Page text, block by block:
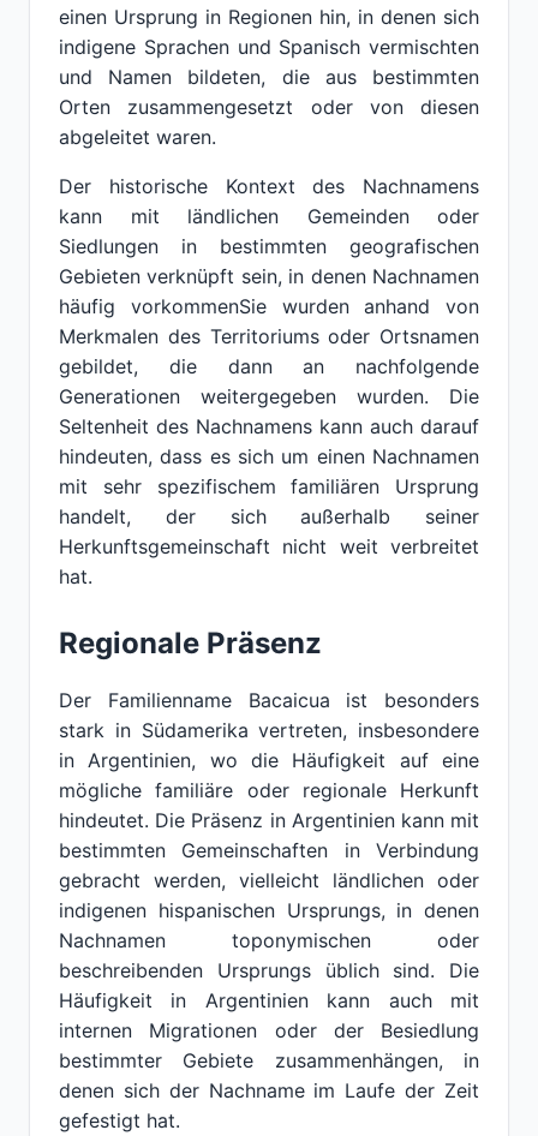
einen Ursprung in Regionen hin, in denen sich
indigene Sprachen und Spanisch vermischten
und Namen bildeten, die aus bestimmten
Orten zusammengesetzt oder von diesen
abgeleitet waren.
Der historische Kontext des Nachnamens
kann mit ländlichen Gemeinden oder
Siedlungen in bestimmten geografischen
Gebieten verknüpft sein, in denen Nachnamen
häufig vorkommenSie wurden anhand von
Merkmalen des Territoriums oder Ortsnamen
gebildet, die dann an nachfolgende
Generationen weitergegeben wurden. Die
Seltenheit des Nachnamens kann auch darauf
hindeuten, dass es sich um einen Nachnamen
mit sehr spezifischem familiären Ursprung
handelt, der sich außerhalb seiner
Herkunftsgemeinschaft nicht weit verbreitet
hat.
Regionale Präsenz
Der Familienname Bacaicua ist besonders
stark in Südamerika vertreten, insbesondere
in Argentinien, wo die Häufigkeit auf eine
mögliche familiäre oder regionale Herkunft
hindeutet. Die Präsenz in Argentinien kann mit
bestimmten Gemeinschaften in Verbindung
gebracht werden, vielleicht ländlichen oder
indigenen hispanischen Ursprungs, in denen
Nachnamen toponymischen oder
beschreibenden Ursprungs üblich sind. Die
Häufigkeit in Argentinien kann auch mit
internen Migrationen oder der Besiedlung
bestimmter Gebiete zusammenhängen, in
denen sich der Nachname im Laufe der Zeit
gefestigt hat.